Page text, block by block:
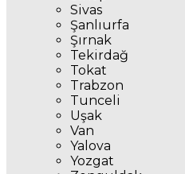
Sivas
Şanlıurfa
Şırnak
Tekirdağ
Tokat
Trabzon
Tunceli
Uşak
Van
Yalova
Yozgat